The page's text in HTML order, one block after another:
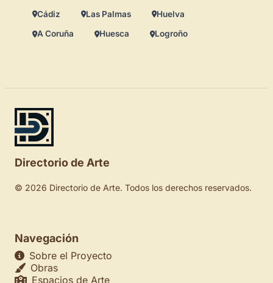
Cádiz Las Palmas Huelva
A Coruña Huesca Logroño
Directorio de Arte
© 2026 Directorio de Arte. Todos los derechos reservados.
Navegación
Sobre el Proyecto
Obras
Espacios de Arte